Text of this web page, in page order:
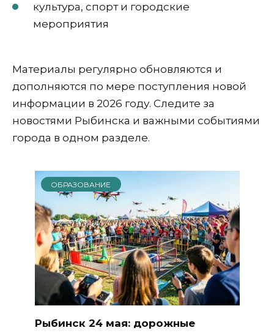
культура, спорт и городские
мероприятия
Материалы регулярно обновляются и
дополняются по мере поступления новой
информации в 2026 году. Следите за
новостями Рыбинска и важными событиями
города в одном разделе.
ОБРАЗОВАНИЕ
Рыбинск 24 мая: дорожные